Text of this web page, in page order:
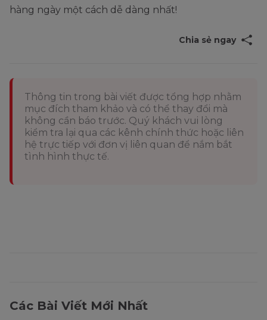
hàng ngày một cách dễ dàng nhất!
Chia sẻ ngay
Thông tin trong bài viết được tổng hợp nhằm
mục đích tham khảo và có thể thay đổi mà
không cần báo trước. Quý khách vui lòng
kiểm tra lại qua các kênh chính thức hoặc liên
hệ trực tiếp với đơn vị liên quan để nắm bắt
tình hình thực tế.
Các Bài Viết Mới Nhất